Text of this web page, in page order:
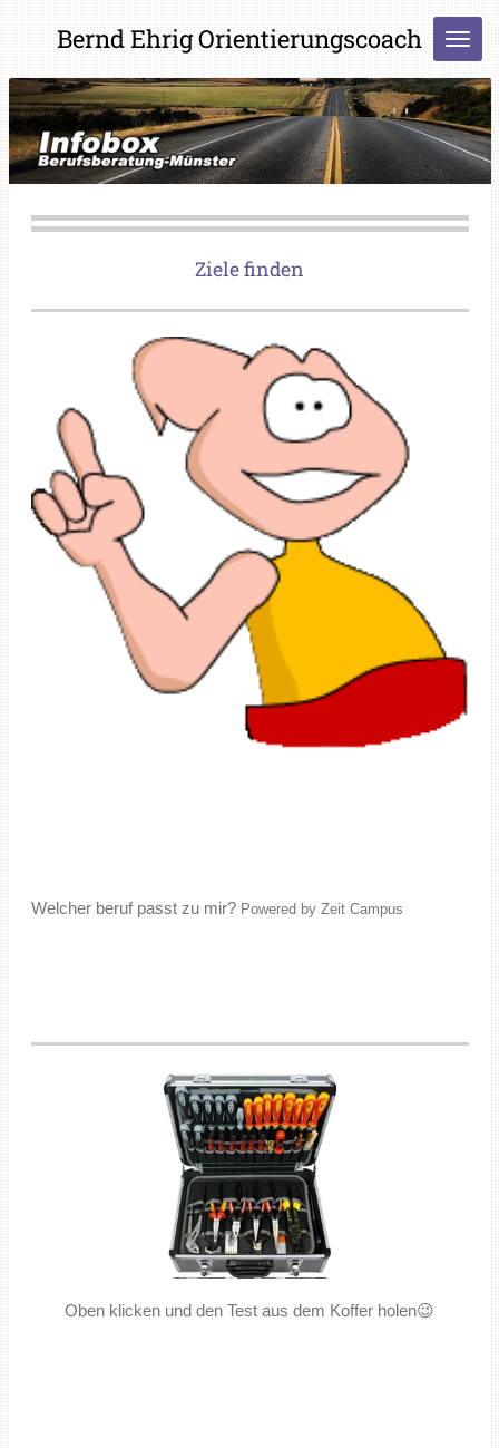
Zum
Hauptinhalt
springen
Bernd Ehrig Orientierungscoach
Ziele finden
Welcher beruf passt zu mir? Powered by Zeit Campus
Oben klicken und den Test aus dem Koffer holen😉